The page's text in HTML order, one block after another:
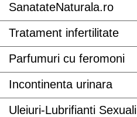
SanatateNaturala.ro
Tratament infertilitate
Parfumuri cu feromoni
Incontinenta urinara
Uleiuri-Lubrifianti Sexuali